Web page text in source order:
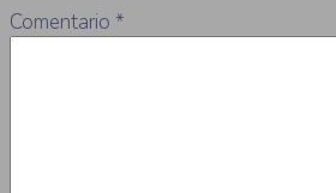
Comentario *